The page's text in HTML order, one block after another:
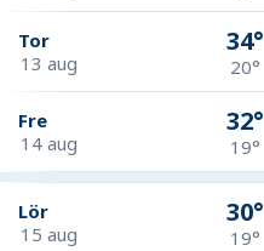
Tor
13 aug
34°
20°
Fre
14 aug
32°
19°
Lör
15 aug
30°
19°